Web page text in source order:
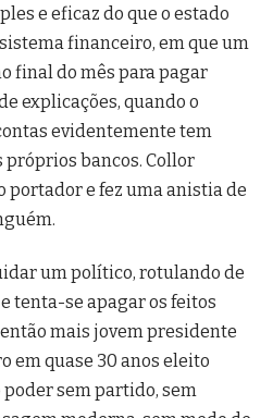
e eficaz do que o estado
financeiro, em que um
final do mês para pagar
explicações, quando o
evidentemente tem
bancos. Collor
portador e fez uma anistia de
um político, rotulando de
tenta-se apagar os feitos
mais jovem presidente
em quase 30 anos eleito
sem partido, sem